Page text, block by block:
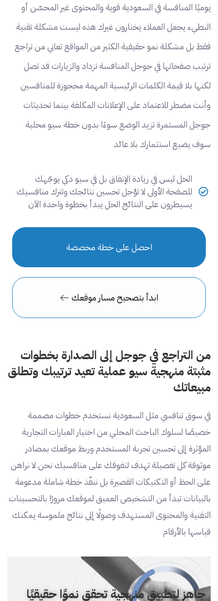
يوميًا المنافسة في السعودية قوية والمحتوى غير المحسّن أو
البطيء يجعل العملاء يختارون غيرك هذه ليست مشكلة تقنية
فقط بل مشكلة نمو حقيقية الكثير من المواقع تعاني من تراجع
ترتيب صفحاتها في جوجل المنافسة تزداد والزيارات قد تصل
لكنها بلا قيمة الكلمات الرئيسية المهمة محجوزة للمنافسين
وأنت مضطر للاعتماد على الإعلانات المكلفة بينما تحديثات
جوجل المستمرة تزيد الوضع سوءًا بدون خطة سيو محلية
سوف يضيع استثمارك بلا عائد
الحل ليس في زيادة الإنفاق بل في سيو ذكي يوجّهك
للصفحة الأولى لا تؤجل تحسين نتائجك وتترك منافسيك
يسيطرون على النتائج الحل يبدأ بخطوة واحدة الآن
احصل على خطة مخصصة
ابدأ بتصحيح مسار موقعك
من التراجع في جوجل إلى الصدارة بخطوات
مثبتة منهجية سيو عملية تعيد ترتيبك وتطلق
مبيعاتك
في سوق تنافسي مثل السعودية نستخدم خطوات مصممة
خصيصًا لسلوك الباحث المحلي من اختيار العبارات التجارية
المؤثرة إلى تحسين تجربة المستخدم وربط موقعك بمصادر
موثوقة كل تفصيلة تهدف لتفوقك على منافسيك نحن لا نراهن
على الحظ أو التكتيكات القصيرة بل ننفّذ خطة شاملة مدعومة
بالبيانات تبدأ من التشخيص العميق لموقعك مرورًا بالتحسينات
التقنية والمحتوى المستهدف وصولًا إلى نتائج ملموسة يمكنك
قياسها بالأرقام
جاهز لتطبيق منهجية تحقق نموًا حقيقيًا